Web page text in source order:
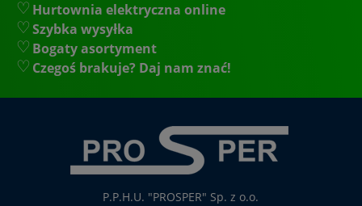
Hurtownia elektryczna online
Szybka wysyłka
Bogaty asortyment
Czegoś brakuje? Daj nam znać!
P.P.H.U. "PROSPER" Sp. z o.o.